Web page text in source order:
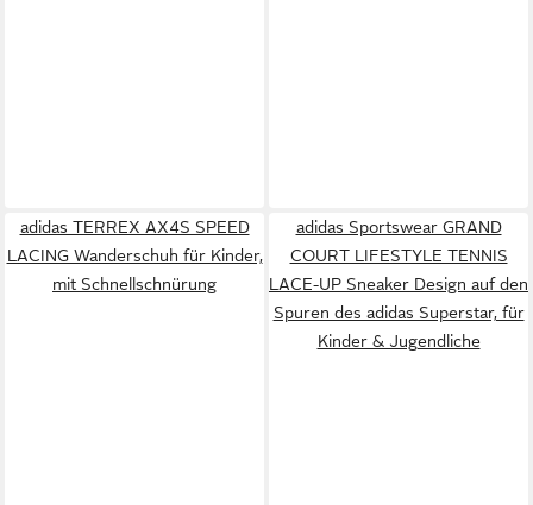
adidas TERREX AX4S SPEED
LACING Wanderschuh für Kinder,
mit Schnellschnürung
adidas Sportswear GRAND
COURT LIFESTYLE TENNIS
LACE-UP Sneaker Design auf den
Spuren des adidas Superstar, für
Kinder & Jugendliche